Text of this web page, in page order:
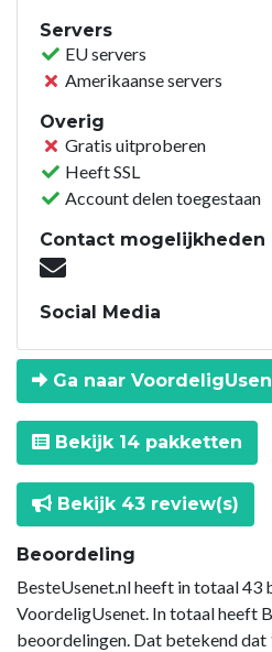
Servers
EU servers
Amerikaanse servers
Overig
Gratis uitproberen
Heeft SSL
Account delen toegestaan
Contact mogelijkheden
Social Media
Ga naar
Bekijk 14 pakketten
Bekijk 43 review(s)
Beoordeling
BesteUsenet.nl heeft in totaal 43
VoordeligUsenet. In totaal heeft
beoordelingen. Dat betekend dat